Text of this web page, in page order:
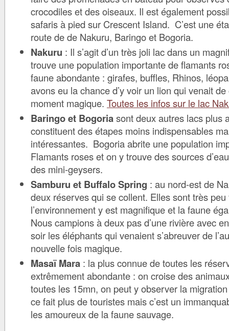
crocodiles et des oiseaux. Il est également
safaris à pied sur Crescent Island. C’est une
route de de Nakuru, Baringo et Bogoria.
Nakuru : Il s’agit d’un très joli lac dans un
trouve une population importante de flamants
faune abondante : girafes, buffles, Rhinos,
avons eu la chance d’y voir un lion qui venait
moment magique. Toutes les infos sur le lac
Baringo et Bogoriasont deux autres lacs plus
constituent des étapes moins indispensables
intéressantes. Bogoria abrite une population
Flamants roses et on y trouve des sources
des mini-geysers.
Samburu et Buffalo Spring : au nord-est de
deux réserves qui se collent. Elles sont très
l’environnement y est magnifique et la faune
Nous campions à deux pas d’une rivière avec
soir les éléphants qui venaient s’abreuver de
nouvelle fois magique.
Masaï Mara : la plus connue de toutes les
extrêmement abondante : on croise des
toutes les 15mn, on peut y observer la
ce fait plus de touristes mais c’est un
les amoureux de la faune sauvage.